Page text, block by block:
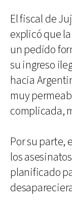
El fiscal de
explicó que
un pedido
su ingreso
hacia
muy
complicada,
Por su parte,
los
planificado